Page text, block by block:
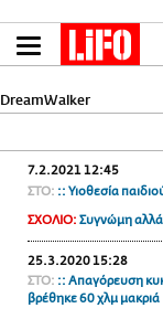
CULTURE
ΑΠΟΨΕΙΣ
ΤΡΟΠΟΣ
PODCASTS
Plus
DreamWalker
7.2.2021 12:45
ΣΤΟ: :: Υιοθεσία
ΣΧΟΛΙΟ: Συγνώμη αλλά
25.3.2020 15:28
ΣΤΟ: :: Απαγόρευση
βρέθηκε 60 χλμ μακριά